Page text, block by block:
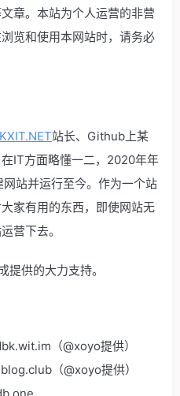
章。本站为个人运营的非营
览和使用本网站时，请务必
KXIT.NET站长、Github上某
IT方面略懂一二，2020年年
站并运行至今。作为一个站
家有用的东西，即使网站无
营下去。
提供的大力支持。
（@xoyo提供）
（@xoyo提供）